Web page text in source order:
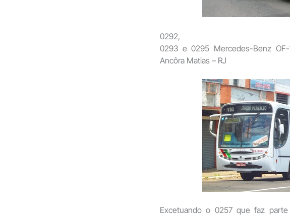
0292,
0293 e 0295 Mercedes-Benz
Ancôra Matias – RJ
Excetuando o 0257 que faz